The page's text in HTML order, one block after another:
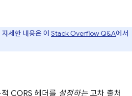
세한 내용은 이 Stack Overflow Q&A에서
CORS 헤더를 설정하는교차 출처